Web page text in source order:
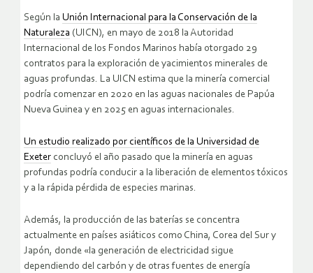
Según la Unión Internacional para la Conservación de la
Naturaleza (UICN), en mayo de 2018 la Autoridad
Internacional de los Fondos Marinos había otorgado 29
contratos para la exploración de yacimientos minerales de
aguas profundas. La UICN estima que la minería comercial
podría comenzar en 2020 en las aguas nacionales de Papúa
Nueva Guinea y en 2025 en aguas internacionales.
Un estudio realizado por científicos de la Universidad de
Exeter concluyó el año pasado que la minería en aguas
profundas podría conducir a la liberación de elementos tóxicos
y a la rápida pérdida de especies marinas.
Además, la producción de las baterías se concentra
actualmente en países asiáticos como China, Corea del Sur y
Japón, donde «la generación de electricidad sigue
dependiendo del carbón y de otras fuentes de energía